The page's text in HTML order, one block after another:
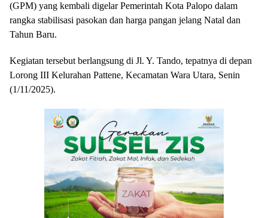
(GPM) yang kembali digelar Pemerintah Kota Palopo dalam
rangka stabilisasi pasokan dan harga pangan jelang Natal dan
Tahun Baru.
Kegiatan tersebut berlangsung di Jl. Y. Tando, tepatnya di depan
Lorong III Kelurahan Pattene, Kecamatan Wara Utara, Senin
(1/11/2025).